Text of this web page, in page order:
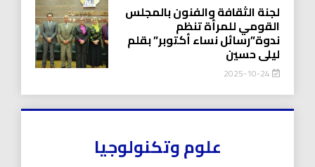
لجنة الثقافة والفنون بالمجلس
القومي للمرأة تنظم
ندوة”رسائل نساء أكتوبر” بقلم
ليلى حسين
2025-10-24
علوم وتكنولوجيا